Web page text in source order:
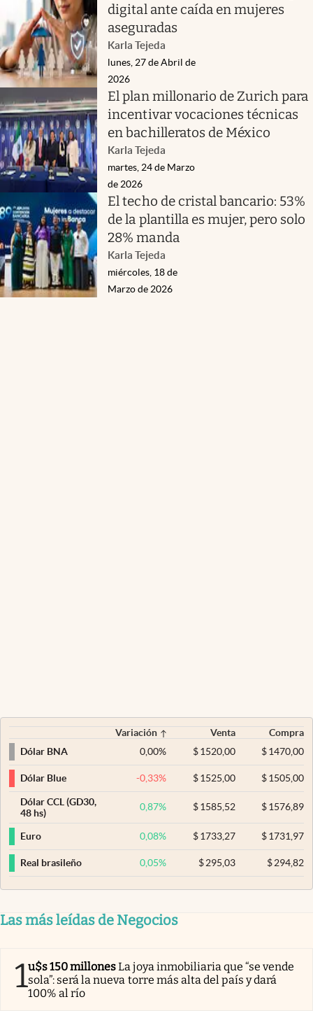
digital ante caída en mujeres
aseguradas
Karla Tejeda
lunes, 27 de Abril de
2026
El plan millonario de Zurich para
incentivar vocaciones técnicas
en bachilleratos de México
Karla Tejeda
martes, 24 de Marzo
de 2026
El techo de cristal bancario: 53%
de la plantilla es mujer, pero solo
28% manda
Karla Tejeda
miércoles, 18 de
Marzo de 2026
Variación Venta
Compra
Dólar BNA
0,00% $ 1520,00 $1470,00
Dólar Blue -0,33% $ 1525,00 $1505,00
Dólar CCL (GD30,
48 hs)
0,87% $ 1585,52 $1576,89
Euro 0,08% $ 1733,27 $1731,97
Real brasileño 0,05% $ 295,03 $294,82
Las más leídas de Negocios
1u$s 150 millonesLa joya inmobiliaria que “se vende
sola”: será la nueva torre más alta del país y dará
100% al río